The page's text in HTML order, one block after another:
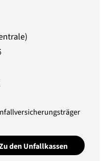
den Unfallkassen